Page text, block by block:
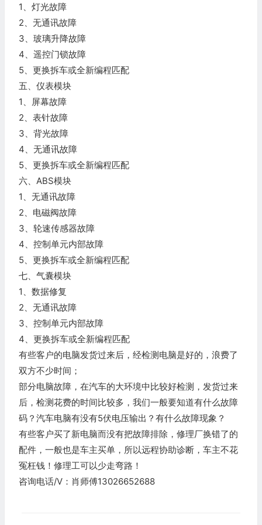
1、灯光故障
2、无通讯故障
3、玻璃升降故障
4、遥控门锁故障
5、更换拆车或全新编程匹配
五、仪表模块
1、屏幕故障
2、表针故障
3、背光故障
4、无通讯故障
5、更换拆车或全新编程匹配
六、ABS模块
1、无通讯故障
2、电磁阀故障
3、轮速传感器故障
4、控制单元内部故障
5、更换拆车或全新编程匹配
七、气囊模块
1、数据修复
2、无通讯故障
3、控制单元内部故障
4、更换拆车或全新编程匹配
有些客户的电脑发货过来后，经检测电脑是好的，浪费了
双方不少时间；
部分电脑故障，在汽车的大环境中比较好检测，发货过来
后，检测花费的时间比较多，我们一般要知道有什么故障
码？汽车电脑有没有5伏电压输出？有什么故障现象？
有些客户买了新电脑而没有把故障排除，修理厂换错了的
配件，一般也是车主买单，所以远程协助诊断，车主不花
冤枉钱！修理工可以少走弯路！
咨询电话/V：肖师傅13026652688